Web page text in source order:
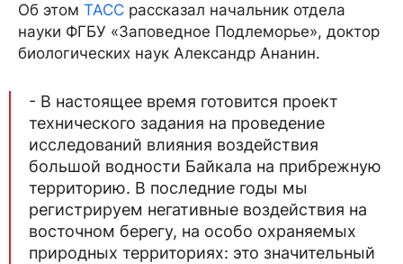
Об этом ТАСС рассказал начальник отдела
науки ФГБУ «Заповедное Подлеморье», доктор
биологических наук Александр Ананин.
- В настоящее время готовится проект
технического задания на проведение
исследований влияния воздействия
большой водности Байкала на прибрежную
территорию. В последние годы мы
регистрируем негативные воздействия на
восточном берегу, на особо охраняемых
природных территориях: это значительный